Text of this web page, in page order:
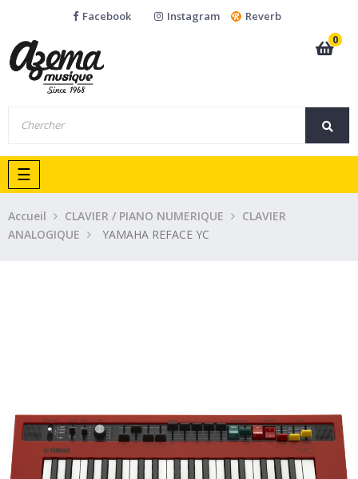
Facebook Instagram
Reverb
0
Basculer
la
navigation
☰
Accueil CLAVIER / PIANO NUMERIQUE
CLAVIER
ANALOGIQUE
YAMAHA REFACE YC